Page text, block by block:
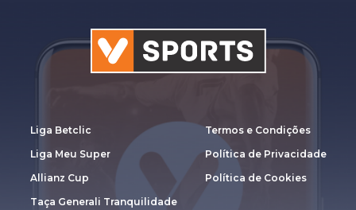
Liga Betclic
Liga Meu Super
Allianz Cup
Taça Generali Tranquilidade
Termos e Condições
Política de Privacidade
Política de Cookies